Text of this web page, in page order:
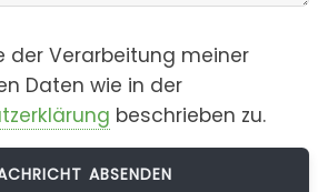
der Verarbeitung meiner
Daten wie in der
beschrieben zu.